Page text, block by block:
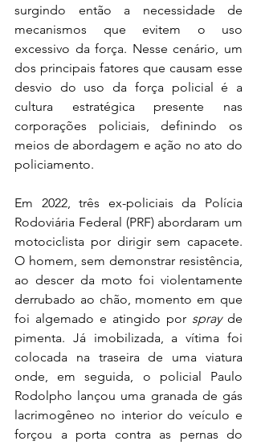
surgindo então a necessidade de
mecanismos que evitem o uso
excessivo da força. Nesse cenário, um
dos principais fatores que causam esse
desvio do uso da força policial é a
cultura estratégica presente nas
corporações policiais, definindo os
meios de abordagem e ação no ato do
policiamento.
Em 2022, três ex-policiais da Polícia
Rodoviária Federal (PRF) abordaram um
motociclista por dirigir sem capacete.
O homem, sem demonstrar resistência,
ao descer da moto foi violentamente
derrubado ao chão, momento em que
foi algemado e atingido por spray de
pimenta. Já imobilizada, a vítima foi
colocada na traseira de uma viatura
onde, em seguida, o policial Paulo
Rodolpho lançou uma granada de gás
lacrimogêneo no interior do veículo e
forçou a porta contra as pernas do